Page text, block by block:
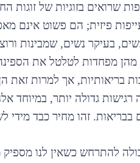
שרואים בזוגיות של זוגות
פיזית; הם פשוט אינם
בעיקר נשים, שמבינות
מפחדות לטלטל את
בריאותיות, אך למרות זאת
רגישות גדולה יותר,
בבריאות. זהו מחיר כבד מידי
להתרחש כשאין לנו